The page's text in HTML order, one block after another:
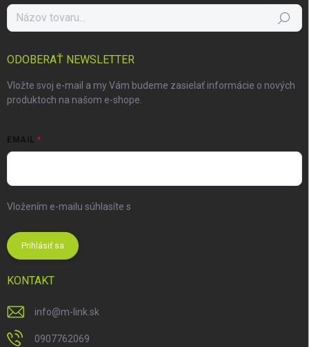
Hľadať
ODOBERAŤ NEWSLETTER
Vložte svoj e-mail a my Vám budeme zasielať informácie o nových
produktoch na našom e-shope.
EMAIL
Vložením e-mailu súhlasíte s
Prihlásiť sa
KONTAKT
info@m-link.sk
0907762069